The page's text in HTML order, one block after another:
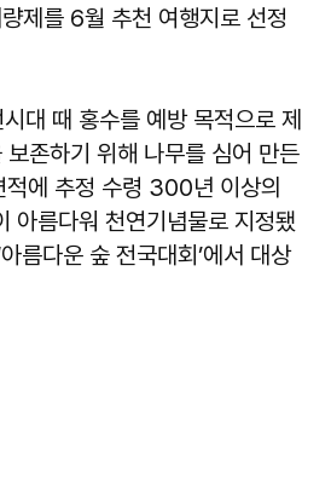
제를 6월 추천 여행지로 선정
대 때 홍수를 예방 목적으로 제
존하기 위해 나무를 심어 만든
에 추정 수령 300년 이상의
아름다워 천연기념물로 지정됐
름다운 숲 전국대회’에서 대상